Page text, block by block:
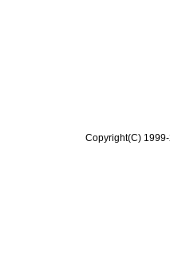
Copyright(C)